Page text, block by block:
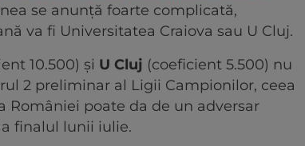
se anunță foarte complicată,
va fi Universitatea Craiova sau U Cluj.
10.500) și U Cluj (coeficient 5.500) nu
2 preliminar al Ligii Campionilor, ceea
României poate da de un adversar
finalul lunii iulie.